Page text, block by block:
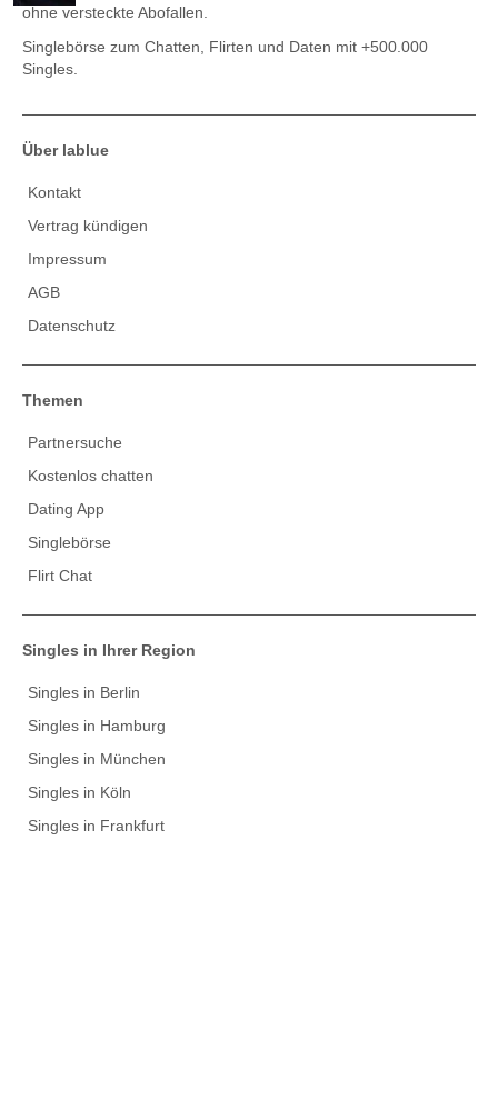
ohne versteckte Abofallen.
Singlebörse zum Chatten, Flirten und Daten mit +500.000
Singles.
Über lablue
Kontakt
Vertrag kündigen
Impressum
AGB
Datenschutz
Themen
Partnersuche
Kostenlos chatten
Dating App
Singlebörse
Flirt Chat
Singles in Ihrer Region
Singles in Berlin
Singles in Hamburg
Singles in München
Singles in Köln
Singles in Frankfurt